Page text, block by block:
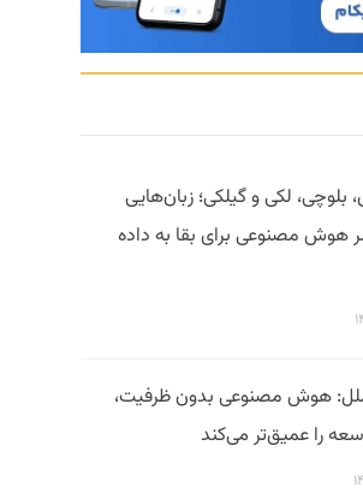
بلوچی، لکی و گیلکی؛ زبان‌هایی
هوش مصنوعی برای بقا به داده
هوش مصنوعی بدون ظرفیت،
را عمیق‌تر می‌کند